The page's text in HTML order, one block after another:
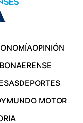
OPINIÓN
DEPORTES
MUNDO MOTOR